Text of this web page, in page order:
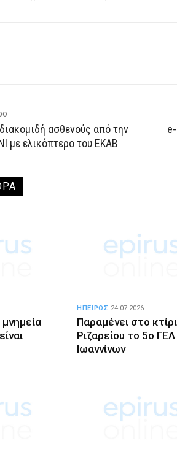
ασθενούς από την
με ελικόπτερο του ΕΚΑΒ
Παραμένει στο
Ριζαρείου το 5ο ΓΕΛ
Ιωαννίνων
ΗΠΕΙΡΟΣ 24.07.2026